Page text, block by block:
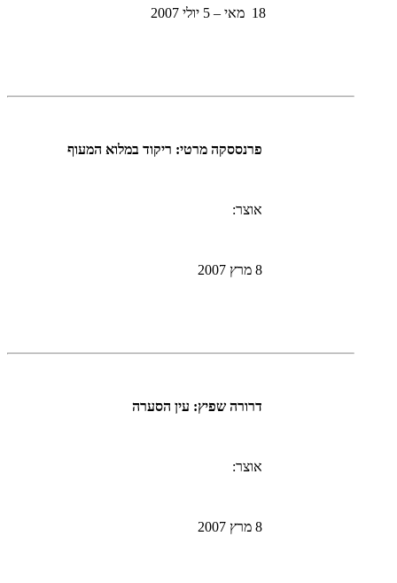
18 מאי – 5 יולי 2007
פרנססקה מרטי: ריקוד במלוא המעוף
אוצר:
דרורה שפיץ: עין הסערה
אוצר: